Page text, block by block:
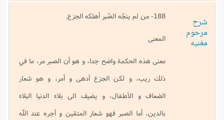
شرح
مرحوم
مغنیه
188- من لم ينجّه الصّبر أهلكه الجزع.
المعنى
معنى هذه الحكمة واضح جدا، و هو أن الصبر مر، ما في
ذلك ريب، و لكن الجزع أدهى و أمر، و هو شعار
الضعاف و الأطفال، و يضيف الى بلاء الدنيا البلاء
بالدين، أما الصبر فهو شعار المتقين و أجره عند اللّه